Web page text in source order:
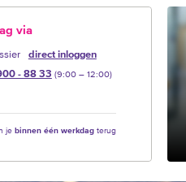
via
direct inloggen
- 88 33 (9:00 –‍ 12:00)
je binnen één werkdagterug